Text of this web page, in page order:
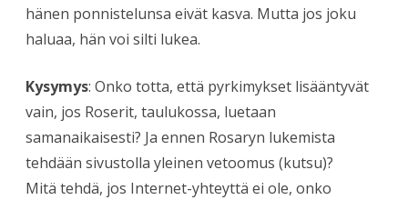
hänen ponnistelunsa eivät kasva. Mutta jos joku
haluaa, hän voi silti lukea.
Kysymys: Onko totta, että pyrkimykset lisääntyvät
vain, jos Roserit, taulukossa, luetaan
samanaikaisesti? Ja ennen Rosaryn lukemista
tehdään sivustolla yleinen vetoomus (kutsu)?
Mitä tehdä, jos Internet-yhteyttä ei ole, onko